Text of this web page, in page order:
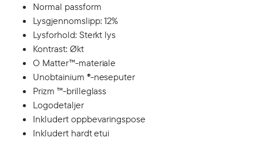
Normal passform
Lysgjennomslipp: 12%
Lysforhold: Sterkt lys
Kontrast: Økt
O Matter™-materiale
Unobtainium ®-neseputer
Prizm ™-brilleglass
Logodetaljer
Inkludert oppbevaringspose
Inkludert hardt etui